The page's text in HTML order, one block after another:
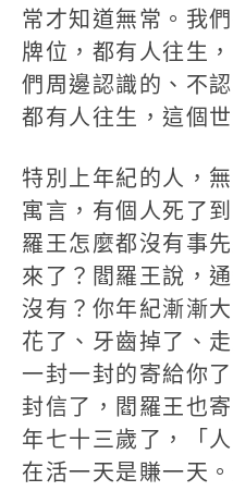
常才知道無常。我
牌位，都有人往生
們周邊認識的、不
都有人往生，這個
特別上年紀的人，
寓言，有個人死了
羅王怎麼都沒有事
來了？閻羅王說，
沒有？你年紀漸漸
花了、牙齒掉了、
一封一封的寄給你
封信了，閻羅王也
年七十三歲了，「
在活一天是賺一天